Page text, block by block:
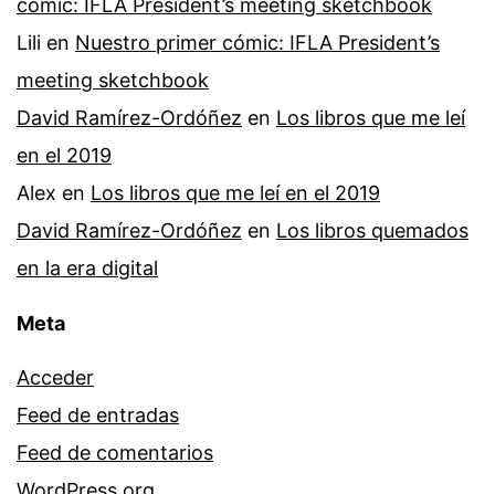
Lili en Nuestro primer cómic: IFLA President’s
meeting sketchbook
David Ramírez-Ordóñez en Los libros que me leí
en el 2019
Alex en Los libros que me leí en el 2019
David Ramírez-Ordóñez en Los libros quemados
en la era digital
Meta
Acceder
Feed de entradas
Feed de comentarios